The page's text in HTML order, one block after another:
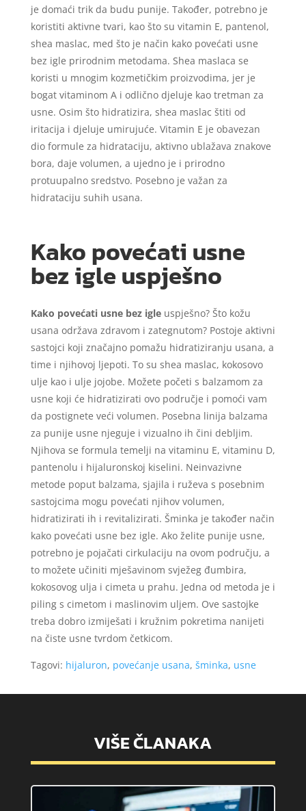
je domaći trik da budu punije. Također, potrebno je
koristiti aktivne tvari, kao što su vitamin E, pantenol,
shea maslac, med što je način kako povećati usne
bez igle prirodnim metodama. Shea maslaca se
koristi u mnogim kozmetičkim proizvodima, jer je
bogat vitaminom A i odlično djeluje kao tretman za
usne. Osim što hidratizira, shea maslac štiti od
iritacija i djeluje umirujuće. Vitamin E je obavezan
dio formule za hidrataciju, aktivno ublažava znakove
bora, daje volumen, a ujedno je i prirodno
protuupalno sredstvo. Posebno je važan za
hidrataciju suhih usana.
Kako povećati usne
bez igle uspješno
Kako povećati usne bez igleuspješno? Što kožu
usana održava zdravom i zategnutom? Postoje aktivni
sastojci koji značajno pomažu hidratiziranju usana, a
time i njihovoj ljepoti. To su shea maslac, kokosovo
ulje kao i ulje jojobe. Možete početi s balzamom za
usne koji će hidratizirati ovo područje i pomoći vam
da postignete veći volumen. Posebna linija balzama
za punije usne njeguje i vizualno ih čini debljim.
Njihova se formula temelji na vitaminu E, vitaminu D,
pantenolu i hijaluronskoj kiselini. Neinvazivne
metode poput balzama, sjajila i ruževa s posebnim
sastojcima mogu povećati njihov volumen,
hidratizirati ih i revitalizirati. Šminka je također način
kako povećati usne bez igle. Ako želite punije usne,
potrebno je pojačati cirkulaciju na ovom području, a
to možete učiniti mješavinom svježeg đumbira,
kokosovog ulja i cimeta u prahu. Jedna od metoda je i
piling s cimetom i maslinovim uljem. Ove sastojke
treba dobro izmiješati i kružnim pokretima nanijeti
na čiste usne tvrdom četkicom.
Tagovi: hijaluron, povećanje usana, šminka, usne
VIŠE ČLANAKA